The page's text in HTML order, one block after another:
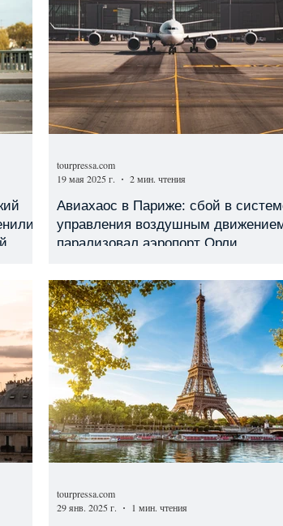
Авиахаос в Париже: сбой в
управления воздушным
парализовал аэропорт Орли
tourpressa.com
19 мая 2025 г.
2 мин. чтения
tourpressa.com
29 янв. 2025 г.
1 мин. чтения